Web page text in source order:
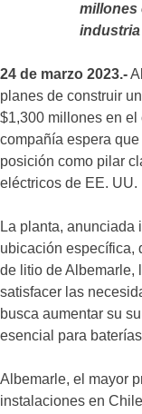
millones
24 de marzo 2023.-
planes de construir
$1,300 millones en el
compañía espera
posición como pilar
eléctricos de EE. UU.
La planta, anunciada
ubicación específica,
de litio de Albemarle,
satisfacer las
busca aumentar su
esencial para
Albemarle, el mayor
instalaciones en